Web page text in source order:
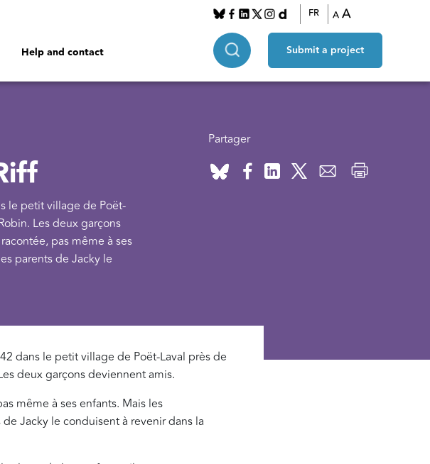
Help and contact
FR A A
Submit a project
le petit village de Poët-
Les deux garçons
pas même à ses
parents de Jacky le
Partager
dans le petit village de Poët-Laval près de
deux garçons deviennent amis.
même à ses enfants. Mais les
Jacky le conduisent à revenir dans la